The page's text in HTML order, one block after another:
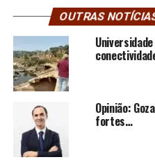
OUTRAS
Opinião:
fortes…